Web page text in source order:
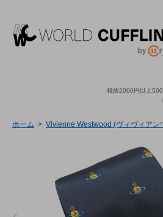
税抜2000円以上
ホーム > Vivienne Westwood (ヴィヴィアン